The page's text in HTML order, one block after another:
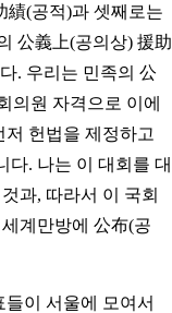
績(공적)과 셋째로는
公義上(공의상) 援助
. 우리는 민족의 公
의원 자격으로 이에
저 헌법을 제정하고
다. 나는 이 대회를 대
과, 따라서 이 국회
계만방에 公布(공
이 서울에 모여서